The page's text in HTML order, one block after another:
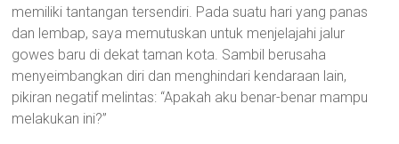
memiliki tantangan tersendiri. Pada suatu hari yang panas
dan lembap, saya memutuskan untuk menjelajahi jalur
gowes baru di dekat taman kota. Sambil berusaha
menyeimbangkan diri dan menghindari kendaraan lain,
pikiran negatif melintas: “Apakah aku benar-benar mampu
melakukan ini?”